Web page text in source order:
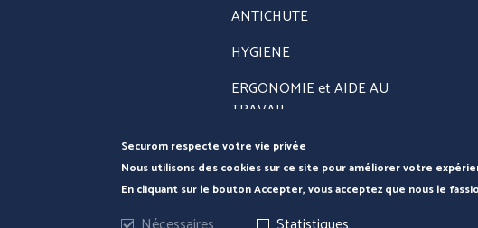
ANTICHUTE
HYGIENE
ERGONOMIE et AIDE AU
TRAVAIL
PRÉVENTION et SECOURS
Securom respecte votre vie privée
Nous utilisons des cookies sur ce site pour améliorer votre
En cliquant sur le bouton Accepter, vous acceptez que nous le